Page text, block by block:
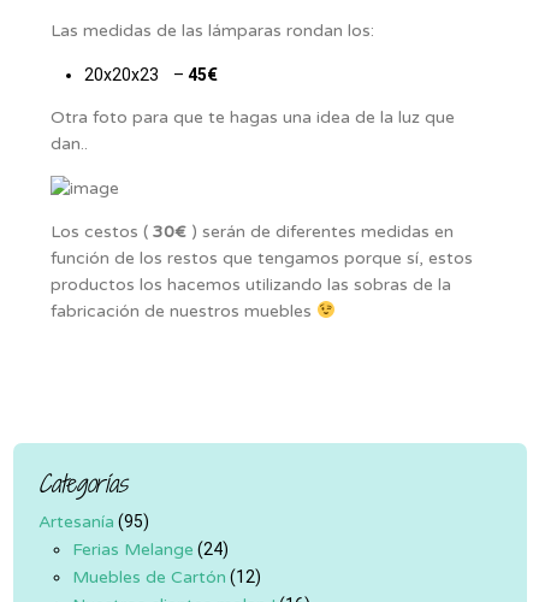
Las medidas de las lámparas rondan los:
20x20x23 – 45€
Otra foto para que te hagas una idea de la luz que
dan..
Los cestos ( 30€ ) serán de diferentes medidas en
función de los restos que tengamos porque sí, estos
productos los hacemos utilizando las sobras de la
fabricación de nuestros muebles
Categorías
Artesanía (95)
Ferias Melange (24)
Muebles de Cartón (12)